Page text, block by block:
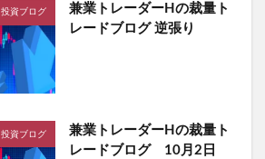
投資ブログ
兼業トレーダーHの裁量ト
レードブログ 逆張り
投資ブログ
兼業トレーダーHの裁量ト
レードブログ 10月2日